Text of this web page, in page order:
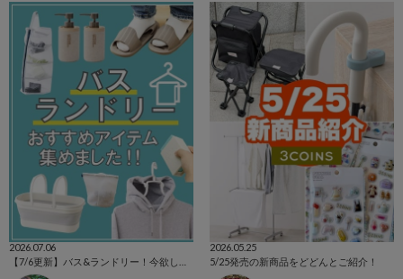
2026.07.06
2026.05.25
5/25発売の新商品をどどんとご紹介！